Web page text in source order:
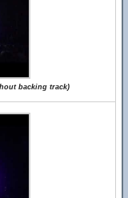
backing track)